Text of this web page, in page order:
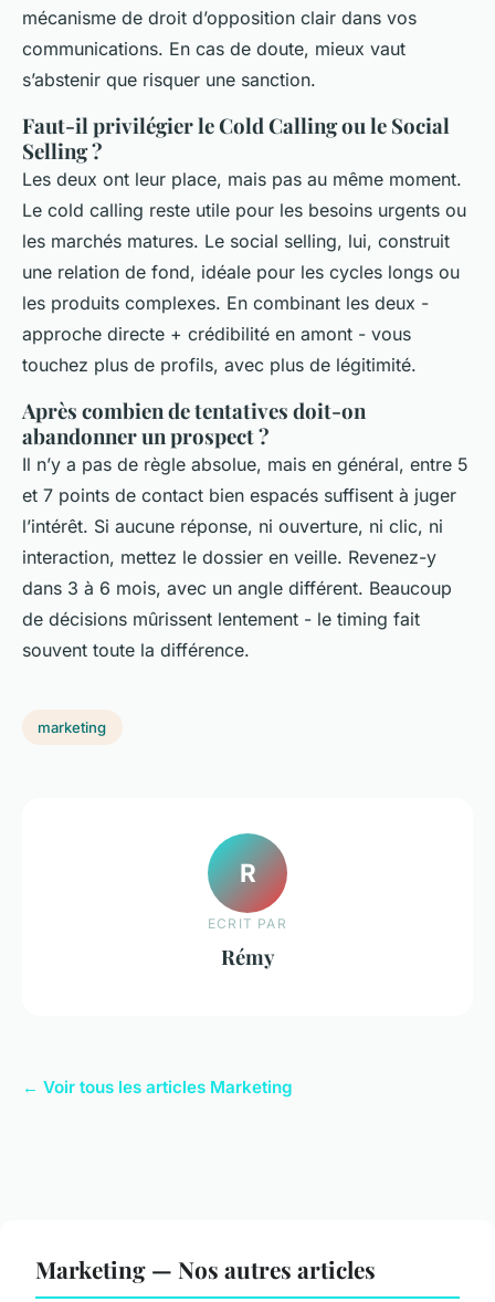
mécanisme de droit d’opposition clair dans vos
communications. En cas de doute, mieux vaut
s’abstenir que risquer une sanction.
Faut-il privilégier le Cold Calling ou le Social
Selling ?
Les deux ont leur place, mais pas au même moment.
Le cold calling reste utile pour les besoins urgents ou
les marchés matures. Le social selling, lui, construit
une relation de fond, idéale pour les cycles longs ou
les produits complexes. En combinant les deux -
approche directe + crédibilité en amont - vous
touchez plus de profils, avec plus de légitimité.
Après combien de tentatives doit-on
abandonner un prospect ?
Il n’y a pas de règle absolue, mais en général, entre 5
et 7 points de contact bien espacés suffisent à juger
l’intérêt. Si aucune réponse, ni ouverture, ni clic, ni
interaction, mettez le dossier en veille. Revenez-y
dans 3 à 6 mois, avec un angle différent. Beaucoup
de décisions mûrissent lentement - le timing fait
souvent toute la différence.
marketing
R
ECRIT PAR
Rémy
← Voir tous les articles Marketing
Marketing — Nos autres articles